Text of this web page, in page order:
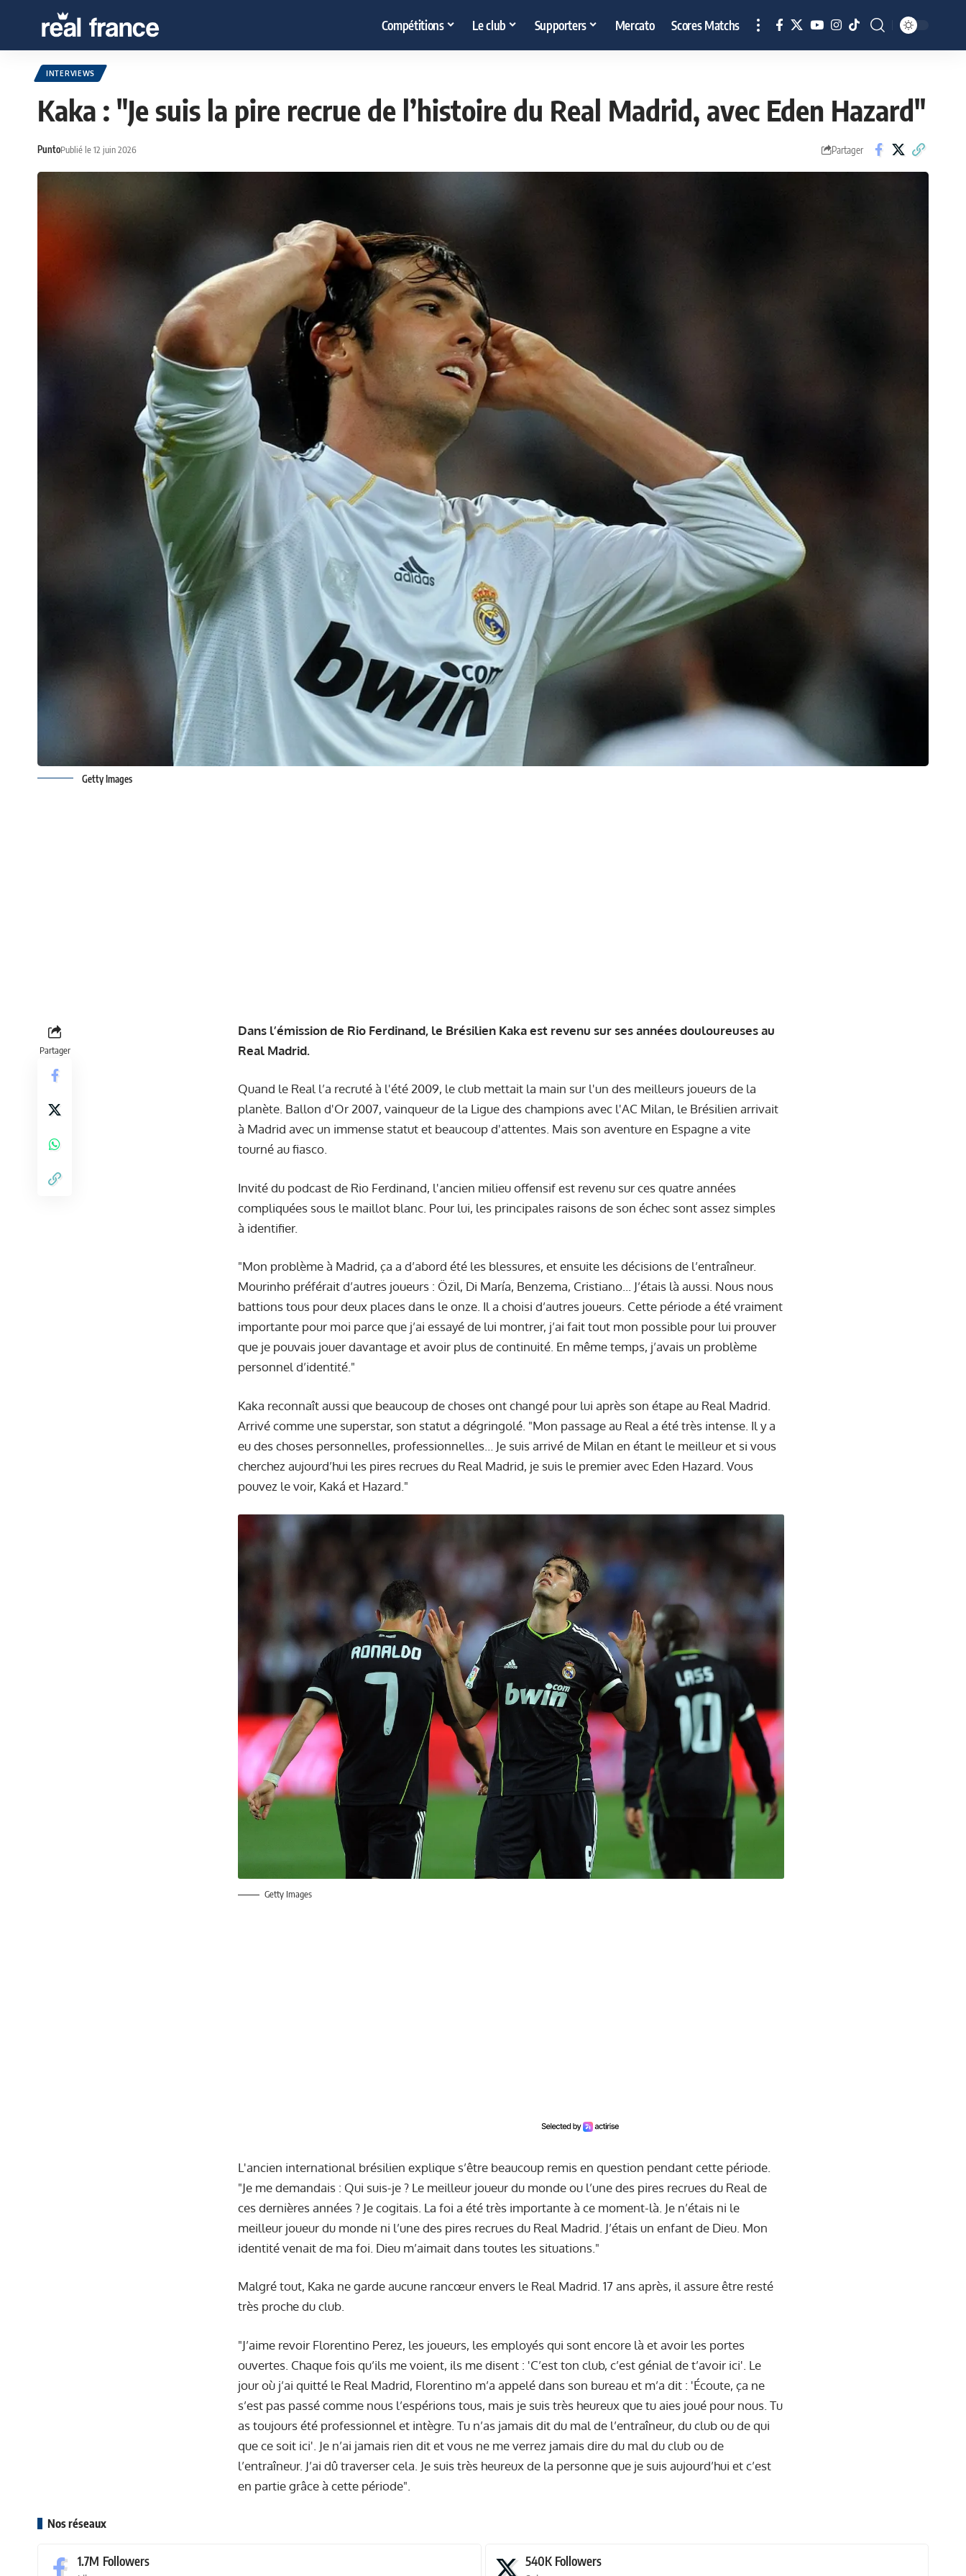
Compétitions Le club Supporters Mercato Scores Matchs
INTERVIEWS
Kaka : "Je suis la pire recrue de l’histoire du Real Madrid, avec Eden Hazard"
PuntoPublié le 12 juin 2026 Partager
Getty Images
Partager
Dans l’émission de Rio Ferdinand, le Brésilien Kaka est revenu sur ses années douloureuses au
Real Madrid.
Quand le Real l’a recruté à l'été 2009, le club mettait la main sur l'un des meilleurs joueurs de la
planète. Ballon d'Or 2007, vainqueur de la Ligue des champions avec l'AC Milan, le Brésilien arrivait
à Madrid avec un immense statut et beaucoup d'attentes. Mais son aventure en Espagne a vite
tourné au fiasco.
Invité du podcast de Rio Ferdinand, l'ancien milieu offensif est revenu sur ces quatre années
compliquées sous le maillot blanc. Pour lui, les principales raisons de son échec sont assez simples
à identifier.
"Mon problème à Madrid, ça a d’abord été les blessures, et ensuite les décisions de l’entraîneur.
Mourinho préférait d’autres joueurs : Özil, Di María, Benzema, Cristiano... J’étais là aussi. Nous nous
battions tous pour deux places dans le onze. Il a choisi d’autres joueurs. Cette période a été vraiment
importante pour moi parce que j’ai essayé de lui montrer, j’ai fait tout mon possible pour lui prouver
que je pouvais jouer davantage et avoir plus de continuité. En même temps, j’avais un problème
personnel d’identité."
Kaka reconnaît aussi que beaucoup de choses ont changé pour lui après son étape au Real Madrid.
Arrivé comme une superstar, son statut a dégringolé. "Mon passage au Real a été très intense. Il y a
eu des choses personnelles, professionnelles… Je suis arrivé de Milan en étant le meilleur et si vous
cherchez aujourd’hui les pires recrues du Real Madrid, je suis le premier avec Eden Hazard. Vous
pouvez le voir, Kaká et Hazard."
Getty Images
L'ancien international brésilien explique s’être beaucoup remis en question pendant cette période.
"Je me demandais : Qui suis-je ? Le meilleur joueur du monde ou l’une des pires recrues du Real de
ces dernières années ? Je cogitais. La foi a été très importante à ce moment-là. Je n’étais ni le
meilleur joueur du monde ni l’une des pires recrues du Real Madrid. J’étais un enfant de Dieu. Mon
identité venait de ma foi. Dieu m’aimait dans toutes les situations."
Malgré tout, Kaka ne garde aucune rancœur envers le Real Madrid. 17 ans après, il assure être resté
très proche du club.
"J’aime revoir Florentino Perez, les joueurs, les employés qui sont encore là et avoir les portes
ouvertes. Chaque fois qu’ils me voient, ils me disent : 'C’est ton club, c’est génial de t’avoir ici'. Le
jour où j’ai quitté le Real Madrid, Florentino m’a appelé dans son bureau et m’a dit : 'Écoute, ça ne
s’est pas passé comme nous l’espérions tous, mais je suis très heureux que tu aies joué pour nous. Tu
as toujours été professionnel et intègre. Tu n’as jamais dit du mal de l’entraîneur, du club ou de qui
que ce soit ici'. Je n’ai jamais rien dit et vous ne me verrez jamais dire du mal du club ou de
l’entraîneur. J’ai dû traverser cela. Je suis très heureux de la personne que je suis aujourd’hui et c’est
en partie grâce à cette période".
Nos réseaux
1.7M Followers 540K Followers